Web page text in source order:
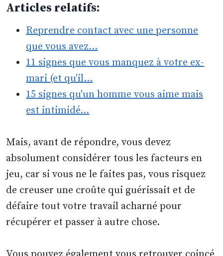
Articles relatifs:
Reprendre contact avec une personne
que vous avez…
11 signes que vous manquez à votre ex-
mari (et qu'il…
15 signes qu'un homme vous aime mais
est intimidé…
Mais, avant de répondre, vous devez
absolument considérer tous les facteurs en
jeu, car si vous ne le faites pas, vous risquez
de creuser une croûte qui guérissait et de
défaire tout votre travail acharné pour
récupérer et passer à autre chose.